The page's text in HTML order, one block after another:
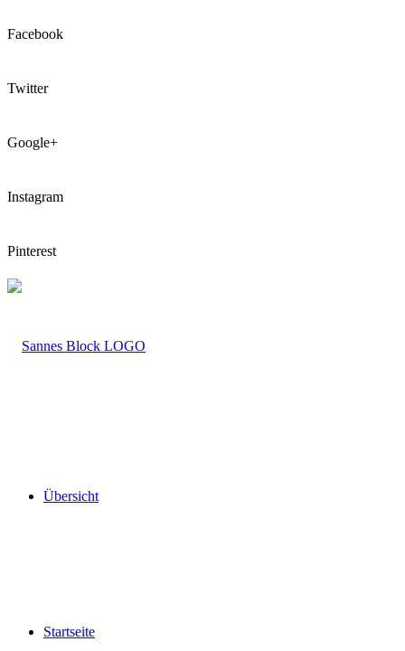
Facebook
Twitter
Google+
Instagram
Pinterest
LOGO
Übersicht
Startseite